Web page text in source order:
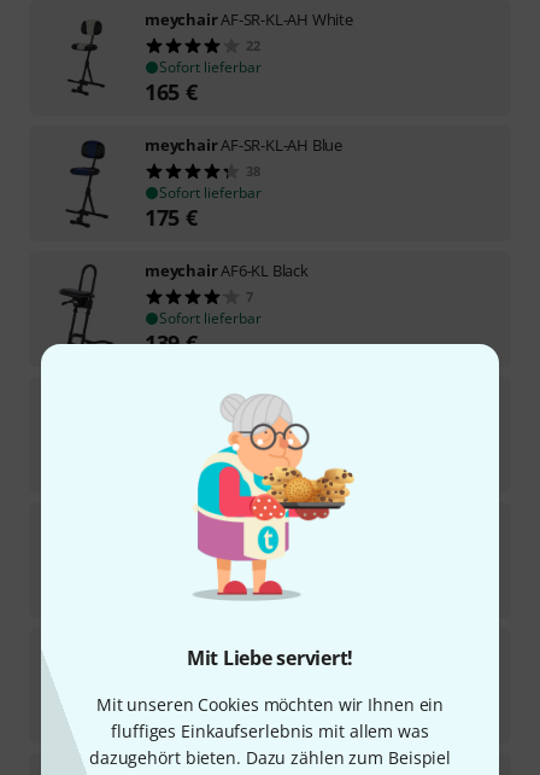
Mit Liebe serviert!
Mit unseren Cookies möchten wir Ihnen ein
fluffiges Einkaufserlebnis mit allem was
dazugehört bieten. Dazu zählen zum Beispiel
meychairAF-SR-KL-AH White
22
Sofort lieferbar
165 €
meychairAF-SR-KL-AH Blue
38
Sofort lieferbar
175 €
meychairAF6-KL Black
7
Sofort lieferbar
139€
A8-M-KL Black
26
Sofort lieferbar
meychairAF-SR-KL-AH Red
28
Sofort lieferbar
€
meychair AF-SR-KL4-AH Black
Sofort lieferbar
195€